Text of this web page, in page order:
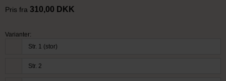
Pris fra 310,00 DKK
Varianter:
Str. 1 (stor)
Str. 2